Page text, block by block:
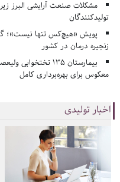
مشکلات صنعت آرایشی البرز
تولیدکنندگان
پویش «هیچ‌کس تنها نیست»؛
زنجیره درمان در کشور
بیمارستان ۱۳۵
معکوس برای بهره‌برداری کامل
اخبار تولیدی